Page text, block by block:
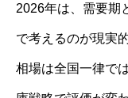
2026年は、需要期
で考えるのが現実
相場は全国一律で